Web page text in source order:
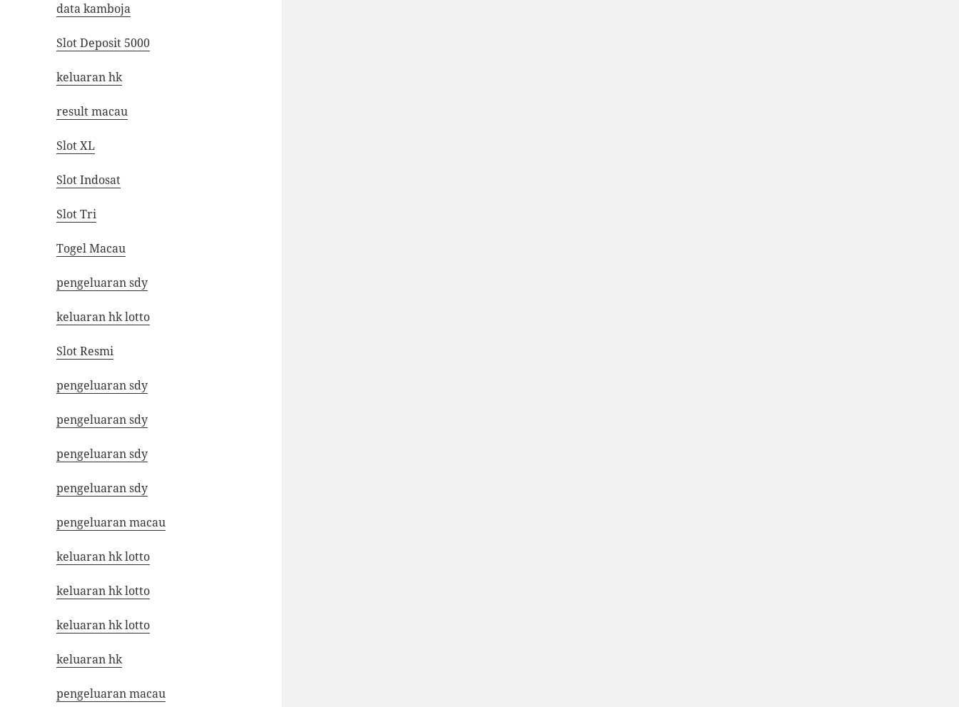
data kamboja
Slot Deposit 5000
keluaran hk
result macau
Slot XL
Slot Indosat
Slot Tri
Togel Macau
pengeluaran sdy
keluaran hk lotto
Slot Resmi
pengeluaran sdy
pengeluaran sdy
pengeluaran sdy
pengeluaran sdy
pengeluaran macau
keluaran hk lotto
keluaran hk lotto
keluaran hk lotto
keluaran hk
pengeluaran macau